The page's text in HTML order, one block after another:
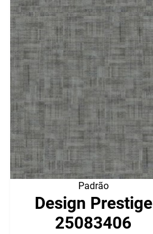
Padrão
Design Prestige
25083406